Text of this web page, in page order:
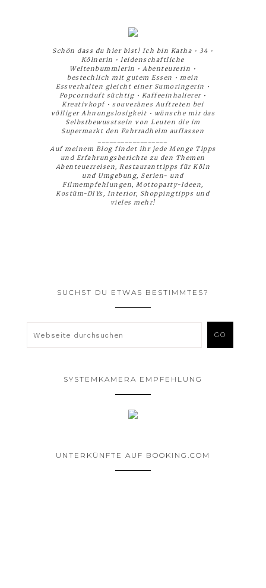
Schön dass du hier bist! Ich bin Katha • 34 •
Kölnerin • leidenschaftliche
Weltenbummlerin • Abenteurerin •
bestechlich mit gutem Essen • mein
Essverhalten gleicht einer Sumoringerin •
Popcornduft süchtig • Kaffeeinhalierer •
Kreativkopf • souveränes Auftreten bei
völliger Ahnungslosigkeit • wünsche mir das
Selbstbewusstsein von Leuten die im
Supermarkt den Fahrradhelm auflassen
Auf meinem Blog findet ihr jede Menge Tipps
und Erfahrungsberichte zu den Themen
Abenteuerreisen, Restauranttipps für Köln
und Umgebung, Serien- und
Filmempfehlungen, Mottoparty-Ideen,
Kostüm-DIYs, Interior, Shoppingtipps und
vieles mehr!
SUCHST DU ETWAS BESTIMMTES?
SYSTEMKAMERA EMPFEHLUNG
UNTERKÜNFTE AUF BOOKING.COM